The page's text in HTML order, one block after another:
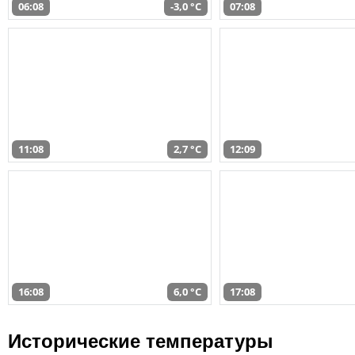
06:08 -3,0 °C 07:08
11:08 2,7 °C 12:09
16:08 6,0 °C 17:08
Исторические температуры